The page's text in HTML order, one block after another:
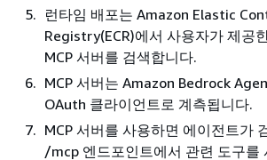
런타임 배포는 Amazon Elastic
Registry(ECR)에서 사용자가 제공
MCP 서버를 검색합니다.
MCP 서버는 Amazon Bedrock
OAuth 클라이언트로 계측됩니다.
MCP 서버를 사용하면 에이전트가
/mcp 엔드포인트에서 관련 도구를